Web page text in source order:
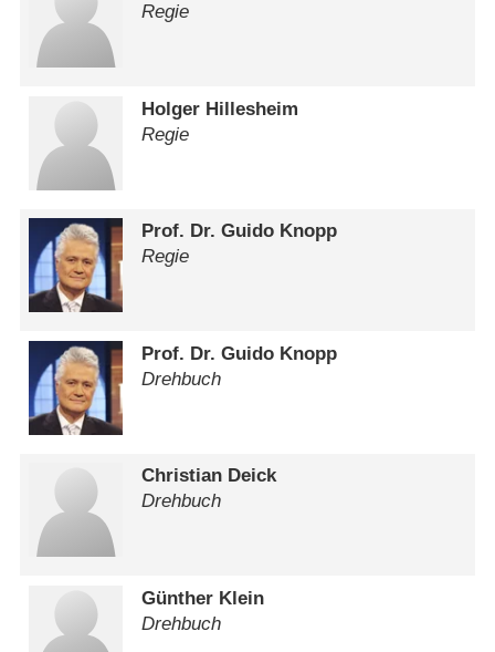
Regie
Holger Hillesheim
Regie
Prof. Dr. Guido Knopp
Regie
Prof. Dr. Guido Knopp
Drehbuch
Christian Deick
Drehbuch
Günther Klein
Drehbuch